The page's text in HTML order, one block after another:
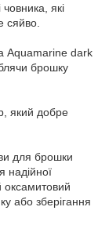
човника, які
сяйво.
Aquamarine dark
брошку
який добре
для брошки
надійної
оксамитовий
або зберігання